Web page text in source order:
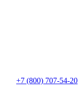
+7 (800) 707-54-20